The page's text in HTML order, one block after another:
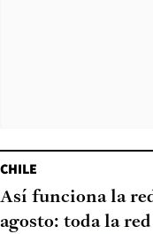
CHILE
Así funciona la
agosto: toda la